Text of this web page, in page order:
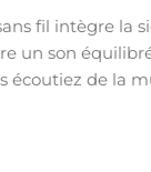
fil intègre la
un son
de la